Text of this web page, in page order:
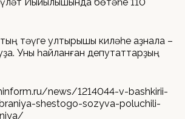
тәүге ултырышы киләһе аҙнала –
Уны һайланған депутаттарҙың
news/1214044-v-bashkirii-
shestogo-sozyva-poluchili-